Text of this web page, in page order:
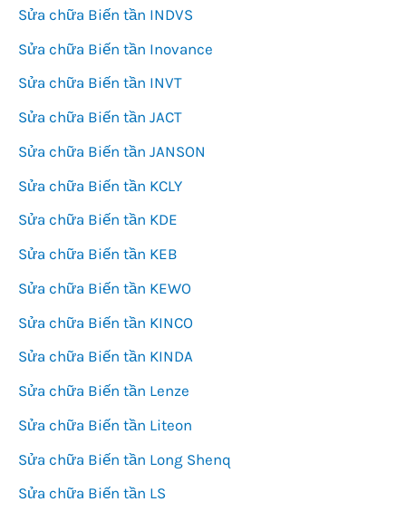
Sửa chữa Biến tần INDVS
Sửa chữa Biến tần Inovance
Sửa chữa Biến tần INVT
Sửa chữa Biến tần JACT
Sửa chữa Biến tần JANSON
Sửa chữa Biến tần KCLY
Sửa chữa Biến tần KDE
Sửa chữa Biến tần KEB
Sửa chữa Biến tần KEWO
Sửa chữa Biến tần KINCO
Sửa chữa Biến tần KINDA
Sửa chữa Biến tần Lenze
Sửa chữa Biến tần Liteon
Sửa chữa Biến tần Long Shenq
Sửa chữa Biến tần LS